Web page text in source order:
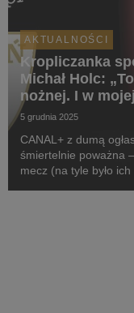
AKTUALNOŚCI
Kropliczanka
Michał Holc:
nożnej. I w
5 grudnia 2025
CANAL+ z dumą
śmiertelnie poważna
mecz (na tyle było